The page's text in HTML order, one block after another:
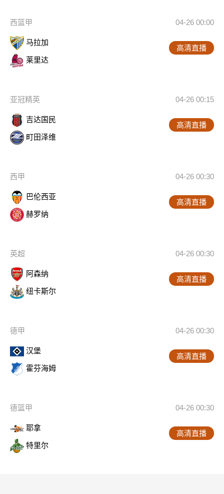
西篮甲 04-26 00:00
马拉加
莱里达
高清直播
亚冠精英 04-26 00:15
吉达国民
町田泽维
高清直播
西甲 04-26 00:30
巴伦西亚
赫罗纳
高清直播
英超 04-26 00:30
阿森纳
纽卡斯尔
高清直播
德甲 04-26 00:30
汉堡
霍芬海姆
高清直播
德篮甲 04-26 00:30
耶拿
特里尔
高清直播